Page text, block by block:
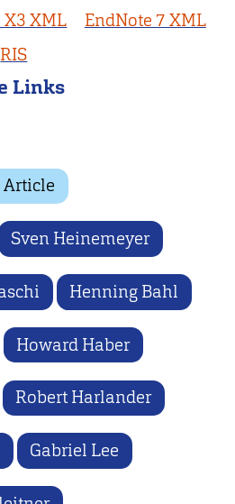
X3 XML
EndNote 7 XML
RIS
Links
Article
Sven Heinemeyer
Henning Bahl
Howard Haber
Robert Harlander
Gabriel Lee